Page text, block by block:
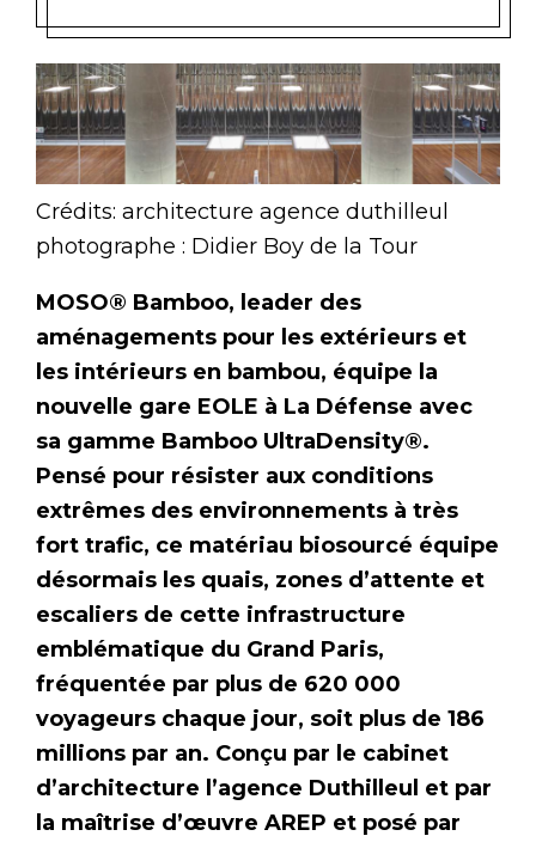
Crédits: architecture agence duthilleul
photographe : Didier Boy de la Tour
MOSO® Bamboo, leader des
aménagements pour les extérieurs et
les intérieurs en bambou, équipe la
nouvelle gare EOLE à La Défense avec
sa gamme Bamboo UltraDensity®.
Pensé pour résister aux conditions
extrêmes des environnements à très
fort trafic, ce matériau biosourcé équipe
désormais les quais, zones d’attente et
escaliers de cette infrastructure
emblématique du Grand Paris,
fréquentée par plus de 620 000
voyageurs chaque jour, soit plus de 186
millions par an. Conçu par le cabinet
d’architecture l’agence Duthilleul et par
la maîtrise d’œuvre AREP et posé par